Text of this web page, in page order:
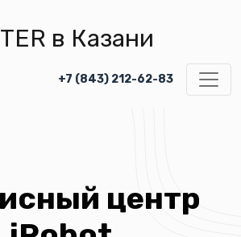
+7 (843) 212-62-83
центр